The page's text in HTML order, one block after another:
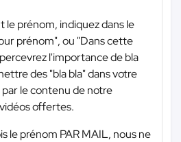
le prénom, indiquez dans le
prénom", ou "Dans cette
l'importance de bla
des "bla bla" dans votre
le contenu de notre
offertes.
le prénom PAR MAIL, nous ne